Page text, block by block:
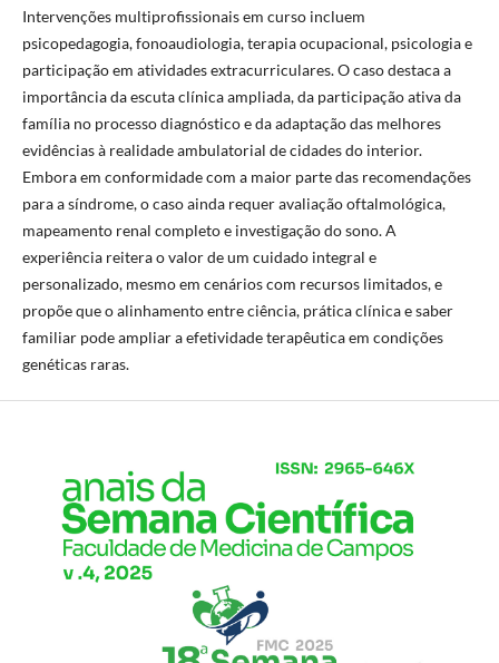
Intervenções multiprofissionais em curso incluem
psicopedagogia, fonoaudiologia, terapia ocupacional, psicologia e
participação em atividades extracurriculares. O caso destaca a
importância da escuta clínica ampliada, da participação ativa da
família no processo diagnóstico e da adaptação das melhores
evidências à realidade ambulatorial de cidades do interior.
Embora em conformidade com a maior parte das recomendações
para a síndrome, o caso ainda requer avaliação oftalmológica,
mapeamento renal completo e investigação do sono. A
experiência reitera o valor de um cuidado integral e
personalizado, mesmo em cenários com recursos limitados, e
propõe que o alinhamento entre ciência, prática clínica e saber
familiar pode ampliar a efetividade terapêutica em condições
genéticas raras.